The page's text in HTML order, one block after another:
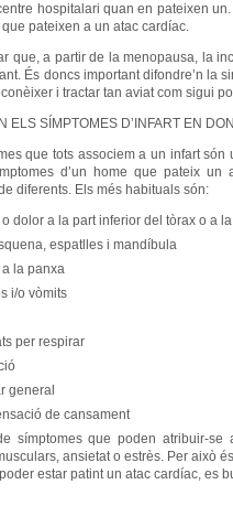
hospitalari quan en pateixen
pateixen a un atac cardíac.
que, a partir de la menopausa, la
És doncs important difondre’n la
i tractar tan aviat com sigui
ELS SÍMPTOMES D’INFART EN
que tots associem a un infart
d’un home que pateix un
diferents. Els més habituals són:
o dolor a la part inferior del tòrax o a
espatlles i mandíbula
la panxa
i/o vòmits
per respirar
general
de cansament
símptomes que poden atribuir-
ansietat o estrès. Per això
estar patint un atac cardíac, es